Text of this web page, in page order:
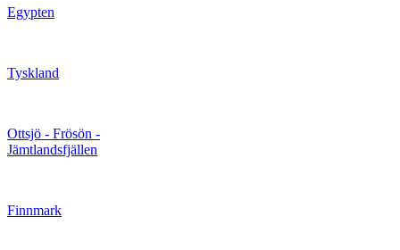
Egypten
Tyskland
Ottsjö - Frösön -
Jämtlandsfjällen
Finnmark